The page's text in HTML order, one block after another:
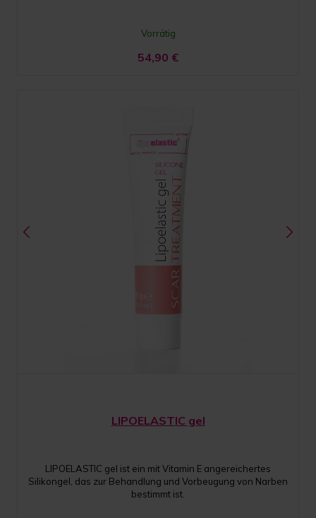
Vorrätig
54,90 €
LIPOELASTIC gel
LIPOELASTIC gel ist ein mit Vitamin E angereichertes
Silikongel, das zur Behandlung und Vorbeugung von Narben
bestimmt ist.